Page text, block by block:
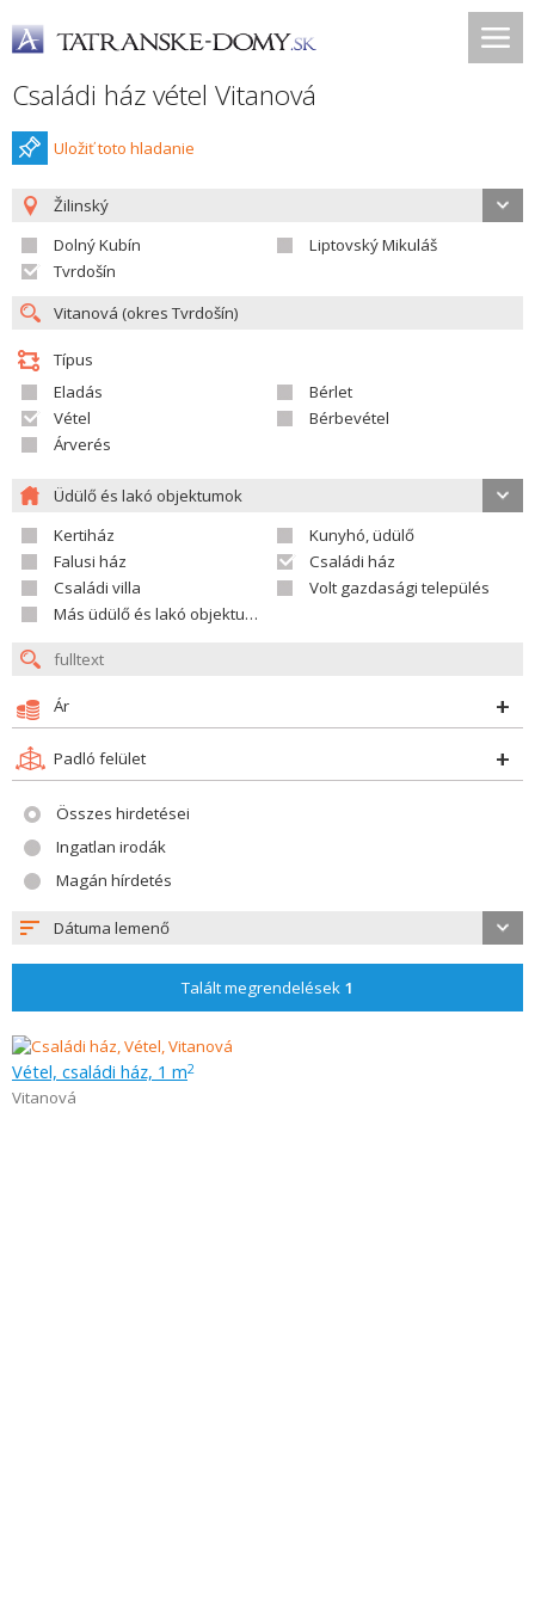
Családi ház vétel Vitanová
Uložiť toto hladanie
Žilinský
Dolný Kubín
Liptovský Mikuláš
Tvrdošín
Típus
Eladás
Bérlet
Vétel
Bérbevétel
Árverés
Üdülő és lakó objektumok
Kertiház
Kunyhó, üdülő
Falusi ház
Családi ház
Családi villa
Volt gazdasági település
Más üdülő és lakó objektumok
Ár
Padló felület
Összes hirdetései
Ingatlan irodák
Magán hírdetés
Dátuma lemenő
Talált megrendelések 1
Vétel, családi ház, 1 m2
Vitanová